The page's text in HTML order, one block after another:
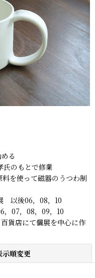
る
もとで修業
使って磁器のうつわ制
後06，08，10
，08，09，10
店にて個展を中心に作
示順変更